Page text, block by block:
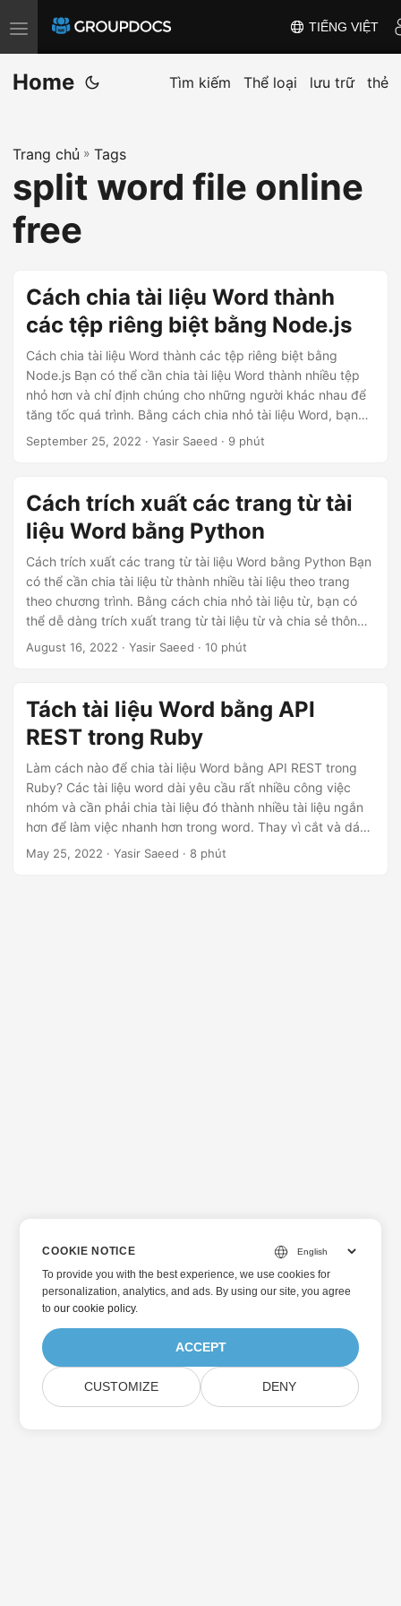
T
o
g
e
n
a
v
TIẾNG VIỆT
Home Tìm kiếm Thể loại lưu trữ thẻ
Trang chủ » Tags
split word file online
free
Cách chia tài liệu Word thành
các tệp riêng biệt bằng Node.js
Cách chia tài liệu Word thành các tệp riêng biệt bằng
Node.js Bạn có thể cần chia tài liệu Word thành nhiều tệp
nhỏ hơn và chỉ định chúng cho những người khác nhau để
tăng tốc quá trình. Bằng cách chia nhỏ tài liệu Word, bạn
có thể dễ dàng trích xuất và chia sẻ thông tin hoặc bộ dữ
September 25, 2022 · Yasir Saeed · 9 phút
Cách trích xuất các trang từ tài
liệu Word bằng Python
Cách trích xuất các trang từ tài liệu Word bằng Python Bạn
có thể cần chia tài liệu từ thành nhiều tài liệu theo trang
theo chương trình. Bằng cách chia nhỏ tài liệu từ, bạn có
thể dễ dàng trích xuất trang từ tài liệu từ và chia sẻ thông
tin hoặc dữ liệu cụ thể với các bên liên quan. Là nhà phát
August 16, 2022 · Yasir Saeed · 10 phút
Tách tài liệu Word bằng API
REST trong Ruby
Làm cách nào để chia tài liệu Word bằng API REST trong
Ruby? Các tài liệu word dài yêu cầu rất nhiều công việc
nhóm và cần phải chia tài liệu đó thành nhiều tài liệu ngắn
hơn để làm việc nhanh hơn trong word. Thay vì cắt và dán
các tài liệu dài, chúng tôi có các API đám mây nhanh hơn
May 25, 2022 · Yasir Saeed · 8 phút
COOKIE NOTICE
To provide you with the best experience, we use cookies for
personalization, analytics, and ads. By using our site, you agree
toour cookie policy.
ACCEPT
CUSTOMIZE DENY